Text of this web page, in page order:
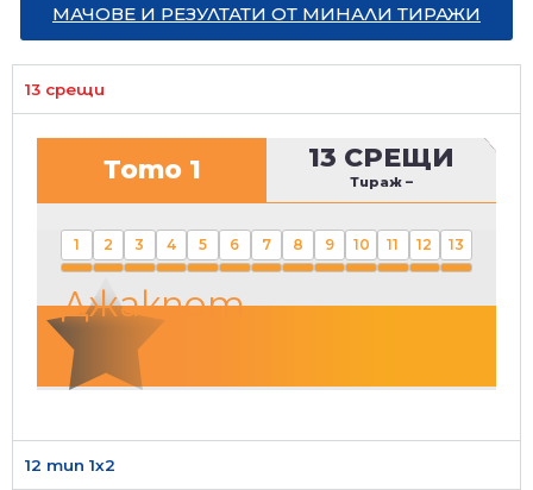
МАЧОВЕ И РЕЗУЛТАТИ ОТ МИНАЛИ ТИРАЖИ
13 срещи
Тото 1 13 СРЕЩИ
Тираж –
1 2 3 4 5 6 7 8 9 10 11 12 13
Джакпот
12 тип 1х2